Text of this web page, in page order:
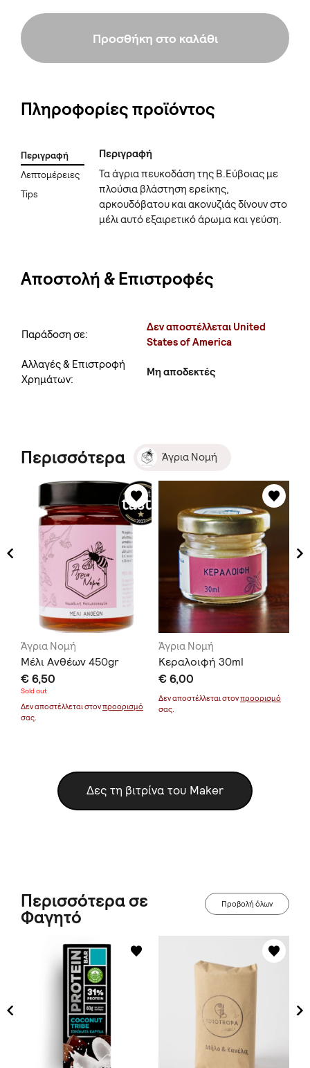
Προσθήκη στο καλάθι
Πληροφορίες προϊόντος
Περιγραφή
Λεπτομέρειες
Tips
Περιγραφή
Τα άγρια πευκοδάση της Β.Εύβοιας με
πλούσια βλάστηση ερείκης,
αρκουδόβατου και ακονυζιάς δίνουν στο
μέλι αυτό εξαιρετικό άρωμα και γεύση.
Αποστολή & Επιστροφές
Παράδοση σε:
Δεν αποστέλλεται United
States of America
Αλλαγές & Επιστροφή
Χρημάτων:
Μη αποδεκτές
Περισσότερα Άγρια Νομή
Άγρια Νομή
Μέλι Ανθέων 450gr
€ 6,50
Sold out
Δεν αποστέλλεται στονπροορισμό
σας.
Άγρια Νομή
Κεραλοιφή 30ml
€ 6,00
Δεν αποστέλλεται στονπροορισμό
σας.
Δες τη βιτρίνα του Maker
Περισσότερα σε
Φαγητό
Προβολή όλων